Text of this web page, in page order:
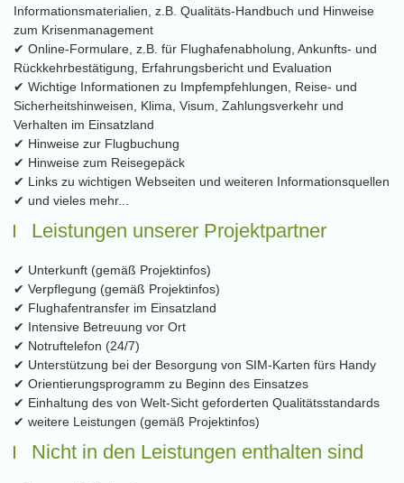
Informationsmaterialien, z.B. Qualitäts-Handbuch und Hinweise
zum Krisenmanagement
✔ Online-Formulare, z.B. für Flughafenabholung, Ankunfts- und
Rückkehrbestätigung, Erfahrungsbericht und Evaluation
✔ Wichtige Informationen zu Impfempfehlungen, Reise- und
Sicherheitshinweisen, Klima, Visum, Zahlungsverkehr und
Verhalten im Einsatzland
✔ Hinweise zur Flugbuchung
✔ Hinweise zum Reisegepäck
✔ Links zu wichtigen Webseiten und weiteren Informationsquellen
✔ und vieles mehr...
Leistungen unserer Projektpartner
✔ Unterkunft (gemäß Projektinfos)
✔ Verpflegung (gemäß Projektinfos)
✔ Flughafentransfer im Einsatzland
✔ Intensive Betreuung vor Ort
✔ Notruftelefon (24/7)
✔ Unterstützung bei der Besorgung von SIM-Karten fürs Handy
✔ Orientierungsprogramm zu Beginn des Einsatzes
✔ Einhaltung des von Welt-Sicht geforderten Qualitätsstandards
✔ weitere Leistungen (gemäß Projektinfos)
Nicht in den Leistungen enthalten sind